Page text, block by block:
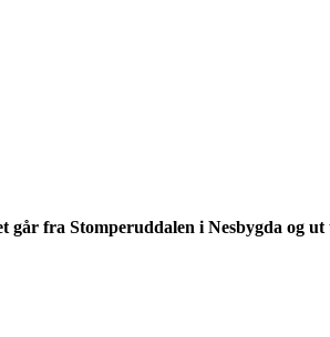
går fra Stomperuddalen i Nesbygda og ut